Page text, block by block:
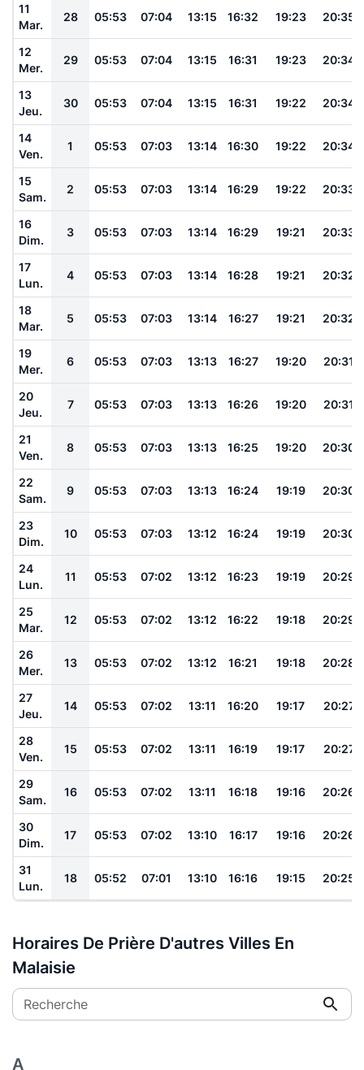
11
Mar.
28 05:53 07:04 13:15 16:32 19:23 20:35
12
Mer.
29 05:53 07:04 13:15 16:31 19:23 20:34
13
Jeu.
30 05:53 07:04 13:15 16:31 19:22 20:34
14
Ven.
1 05:53 07:03 13:14 16:30 19:22 20:34
15
Sam.
2 05:53 07:03 13:14 16:29 19:22 20:33
16
Dim.
3 05:53 07:03 13:14 16:29 19:21 20:33
17
Lun.
4 05:53 07:03 13:14 16:28 19:21 20:32
18
Mar.
5 05:53 07:03 13:14 16:27 19:21 20:32
19
Mer.
6 05:53 07:03 13:13 16:27 19:20 20:31
20
Jeu.
7 05:53 07:03 13:13 16:26 19:20 20:31
21
Ven.
8 05:53 07:03 13:13 16:25 19:20 20:30
22
Sam.
9 05:53 07:03 13:13 16:24 19:19 20:30
23
Dim.
10 05:53 07:03 13:12 16:24 19:19 20:30
24
Lun.
11 05:53 07:02 13:12 16:23 19:19 20:29
25
Mar.
12 05:53 07:02 13:12 16:22 19:18 20:29
26
Mer.
13 05:53 07:02 13:12 16:21 19:18 20:28
27
Jeu.
14 05:53 07:02 13:11 16:20 19:17 20:27
28
Ven.
15 05:53 07:02 13:11 16:19 19:17 20:27
29
Sam.
16 05:53 07:02 13:11 16:18 19:16 20:26
30
Dim.
17 05:53 07:02 13:10 16:17 19:16 20:26
31
Lun.
18 05:52 07:01 13:10 16:16 19:15 20:25
Horaires De Prière D'autres Villes En
Malaisie
Recherche
A